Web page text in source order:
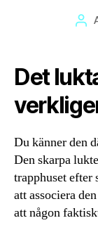
Det
Du känner den
Den skarpa
trapphuset efter
att associera
att någon